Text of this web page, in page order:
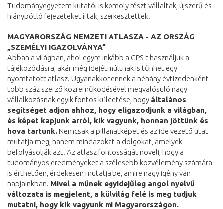
Tudományegyetem kutatói is komoly részt vállaltak, újszerű és
hiánypótló fejezeteket írtak, szerkesztettek.
MAGYARORSZÁG NEMZETI ATLASZA - AZ ORSZÁG
„SZEMÉLYI IGAZOLVÁNYA”
Abban a világban, ahol egyre inkább a GPS-t használjuk a
tájékozódásra, akár még idejétmúltnak is tűnhet egy
nyomtatott atlasz. Ugyanakkor ennek a néhány évtizedenként
több száz szerző közreműködésével megvalósuló nagy
vállalkozásnak egyik fontos küldetése, hogy általános
segítséget adjon ahhoz, hogy eligazodjunk a világban,
és képet kapjunk arról, kik vagyunk, honnan jöttünk és
hova tartunk. Nemcsak a pillanatképet és az ide vezető utat
mutatja meg, hanem mindazokat a dolgokat, amelyek
befolyásolják azt. Az atlasz fontosságát növeli, hogy a
tudományos eredményeket a szélesebb közvélemény számára
is érthetően, érdekesen mutatja be, amire nagy igény van
napjainkban. Mivel a műnek egyidejűleg angol nyelvű
változata is megjelent, a külvilág felé is meg tudjuk
mutatni, hogy kik vagyunk mi Magyarországon.